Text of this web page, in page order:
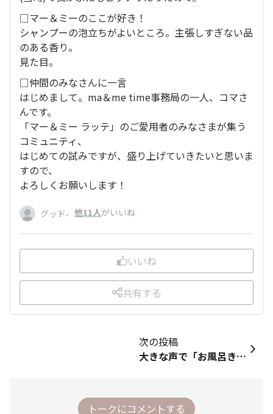
□マー＆ミーのここが好き！
シャンプーの泡立ちがよいところ。主張しすぎない品
のある香り。
見た目。
□仲間のみなさんに一言
はじめまして。ma＆me time事務局の一人、コマさ
んです。
「マー＆ミー ラッテ」のご愛用者のみなさまが集う
コミュニティ、
はじめての試みですが、盛り上げていきたいと思いま
すので、
よろしくお願いします！
グッド、 他11人がいいね
いいね
共有する
次の投稿
大きな声で「お風呂きもちいいわ～」と言いながら、お風呂から上がってくる息子。 子どもが小さいころはお風呂時間は大変なこともあったけれど、 やっぱりお風呂って気持ちいいんですよね。 １日の疲れも溶けて、気持ちがほぐれていく時間。 感情をストレートに言葉にしてくる子どもから気づかされます。 毎日のバスタイム、いい時間にしたいですよね。皆さんにとってバスタイムってどんな時間でしょうか。
トークにコメントする